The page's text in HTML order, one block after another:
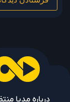
درباره مدیا